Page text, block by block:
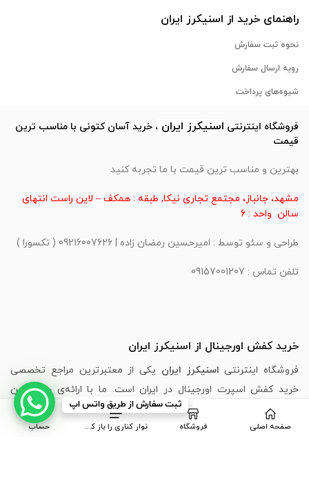
راهنمای خرید از اسنیکرز ایران
نحوه ثبت سفارش
رویه ارسال سفارش
شیوه‌های پرداخت
فروشگاه اینترنتی اسنیکرز ایران ، خرید آسان کتونی با مناسب ترین
قیمت
بهترین و مناسب ترین قیمت با ما تجربه کنید
مشهد، جانباز، مجتمع تجاری نیکا, طبقه : همکف – لاین راست انتهای
سالن واحد : 6
طراحی و سئو توسط : امیرحسین رمضان زاده | 09216007626 ( نکسورا )
تلفن تماس : 09157001207
خرید کفش اورجینال از اسنیکرز ایران
فروشگاه اینترنتی اسنیکرز ایران یکی از معتبرترین مراجع تخصصی
خرید کفش اسپرت اورجینال در ایران است. ما با ارائه‌ی جدیدترین
مدل‌های برندهای محبوبی مانند
Nike،Adidas،Skechers،Puma،
New Balance
Asics، تجربه‌ای مطمئن، سریع و لذت‌بخش از خرید
صفحه اصلی فروشگاه نوار کناری را باز کنید حساب
ثبت سفارش از طریق واتس اپ